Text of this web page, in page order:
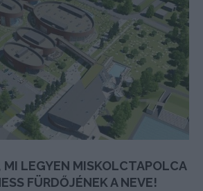
MI LEGYEN MISKOLCTAPOLCA
FÜRDŐJÉNEK A NEVE!